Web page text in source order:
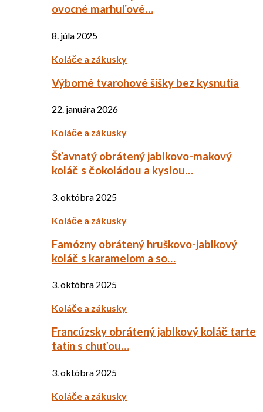
ovocné marhuľové…
8. júla 2025
Koláče a zákusky
Výborné tvarohové šišky bez kysnutia
22. januára 2026
Koláče a zákusky
Šťavnatý obrátený jablkovo-makový
koláč s čokoládou a kyslou…
3. októbra 2025
Koláče a zákusky
Famózny obrátený hruškovo-jablkový
koláč s karamelom a so…
3. októbra 2025
Koláče a zákusky
Francúzsky obrátený jablkový koláč tarte
tatin s chuťou…
3. októbra 2025
Koláče a zákusky